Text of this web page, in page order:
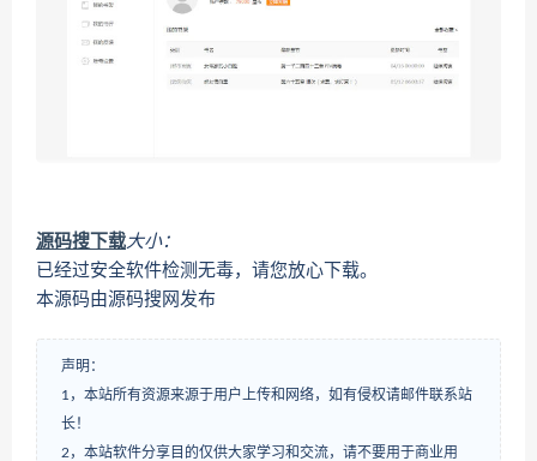
源码搜下载大小：
已经过安全软件检测无毒，请您放心下载。
本源码由源码搜网发布
声明：
1，本站所有资源来源于用户上传和网络，如有侵权请邮件联系站
长！
2，本站软件分享目的仅供大家学习和交流，请不要用于商业用